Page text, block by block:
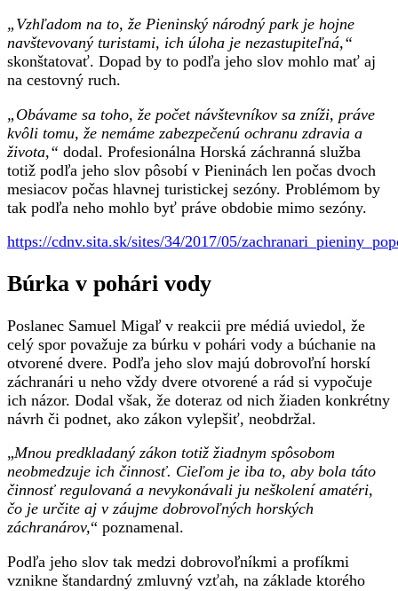
„Vzhľadom na to, že Pieninský národný park je hojne
navštevovaný turistami, ich úloha je nezastupiteľná,“
skonštatovať. Dopad by to podľa jeho slov mohlo mať aj
na cestovný ruch.
„Obávame sa toho, že počet návštevníkov sa zníži, práve
kvôli tomu, že nemáme zabezpečenú ochranu zdravia a
života,“ dodal. Profesionálna Horská záchranná služba
totiž podľa jeho slov pôsobí v Pieninách len počas dvoch
mesiacov počas hlavnej turistickej sezóny. Problémom by
tak podľa neho mohlo byť práve obdobie mimo sezóny.
https://cdnv.sita.sk/sites/34/2017/05/
Búrka v pohári vody
Poslanec Samuel Migaľ v reakcii pre médiá uviedol, že
celý spor považuje za búrku v pohári vody a búchanie na
otvorené dvere. Podľa jeho slov majú dobrovoľní horskí
záchranári u neho vždy dvere otvorené a rád si vypočuje
ich názor. Dodal však, že doteraz od nich žiaden konkrétny
návrh či podnet, ako zákon vylepšiť, neobdržal.
„Mnou predkladaný zákon totiž žiadnym spôsobom
neobmedzuje ich činnosť. Cieľom je iba to, aby bola táto
činnosť regulovaná a nevykonávali ju neškolení amatéri,
čo je určite aj v záujme dobrovoľných horských
záchranárov,“ poznamenal.
Podľa jeho slov tak medzi dobrovoľníkmi a profíkmi
vznikne štandardný zmluvný vzťah, na základe ktorého